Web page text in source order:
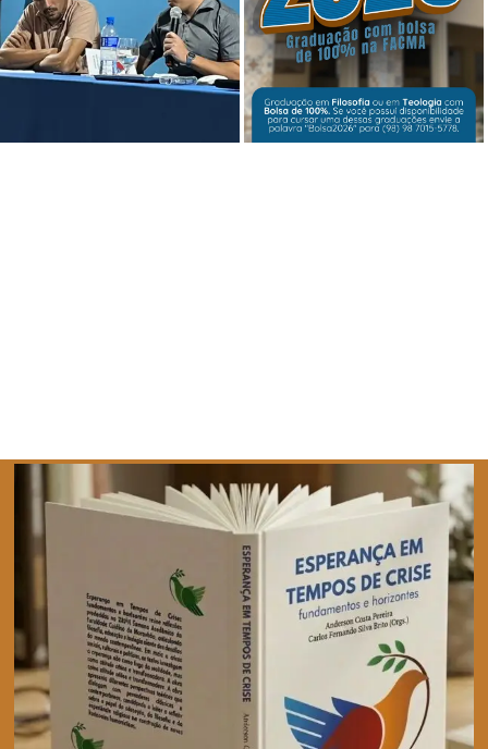
COLÓQUIO FILOSÓFICO-TEOLÓGICO
FACMA OFERECE BOLSAS INTEGRAIS
PARA INGRESSO NOS CURSOS DE
FILOSOFIA E TEOLOGIA EM 2026